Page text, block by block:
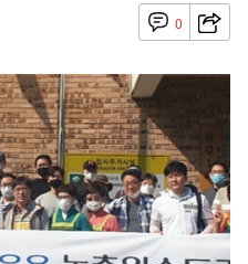
0